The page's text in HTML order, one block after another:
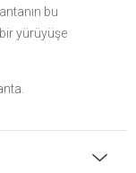
bu
yürüyüşe